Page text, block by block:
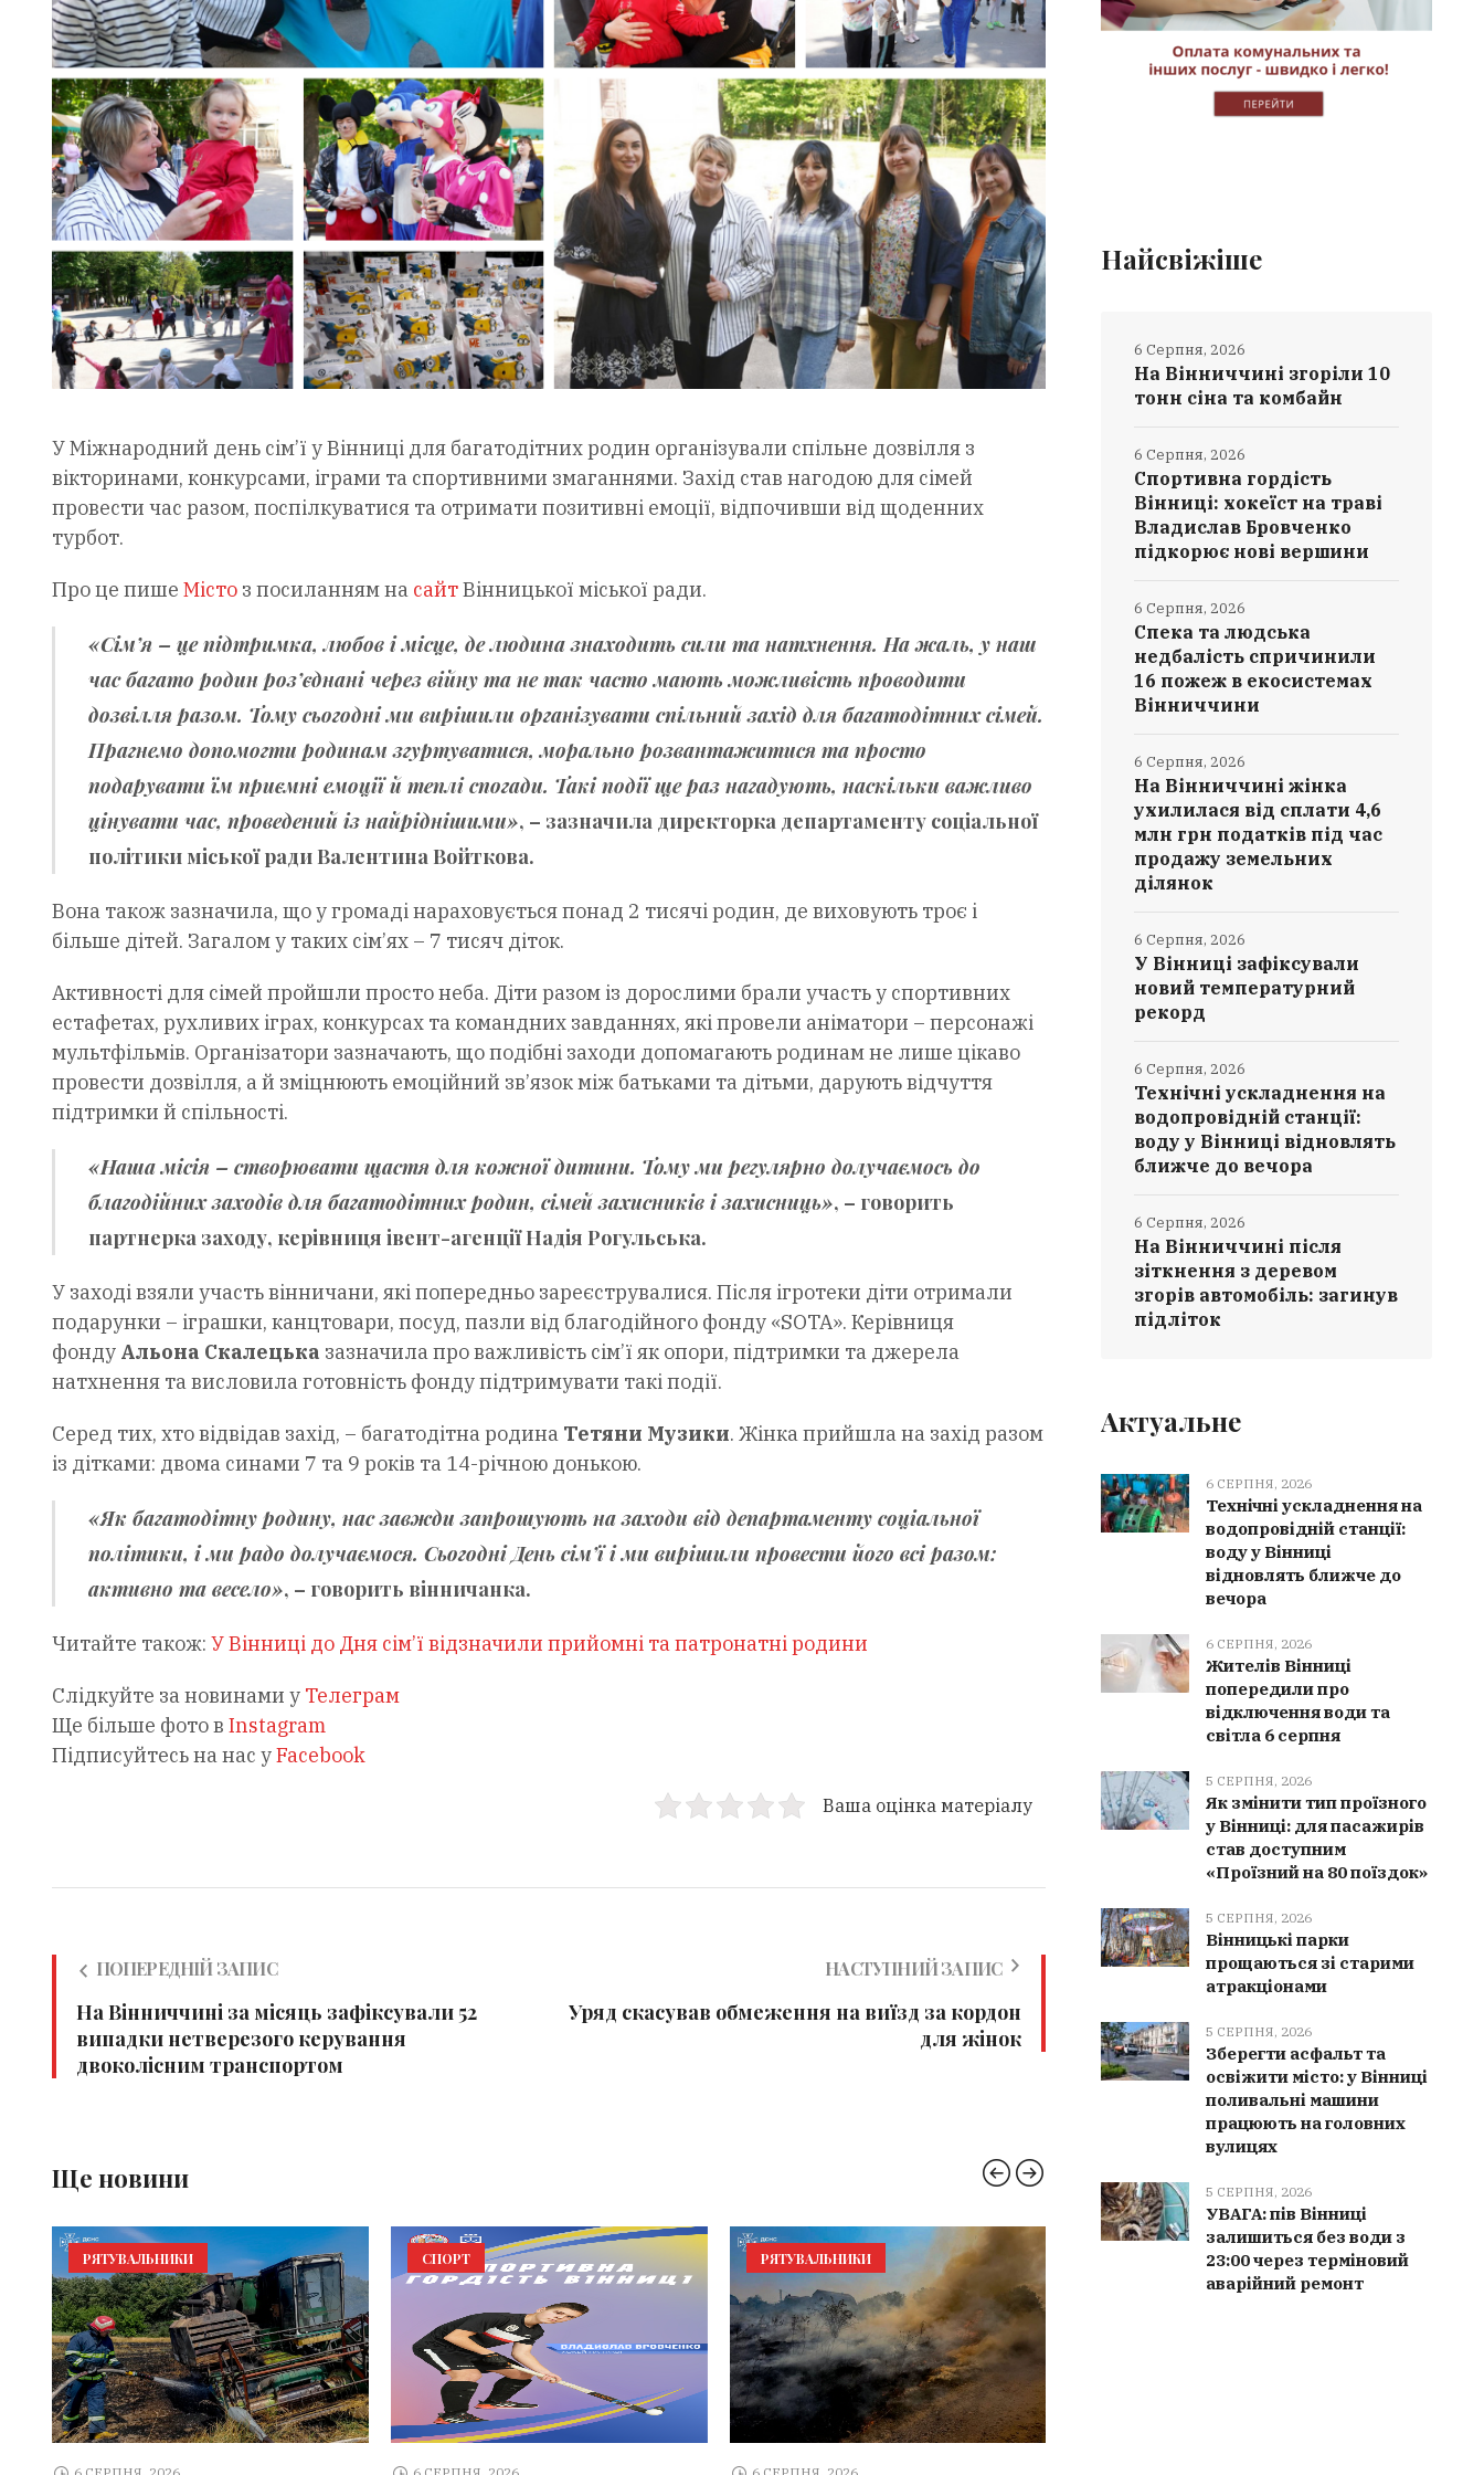
У Міжнародний день сім’ї у Вінниці для багатодітних родин організували спільне дозвілля з
вікторинами, конкурсами, іграми та спортивними змаганнями. Захід став нагодою для сімей
провести час разом, поспілкуватися та отримати позитивні емоції, відпочивши від щоденних
турбот.
Про це пише Місто з посиланням на сайтВінницької міської ради.
«Сім’я – це підтримка, любов і місце, де людина знаходить сили та натхнення. На жаль, у наш
час багато родин роз’єднані через війну та не так часто мають можливість проводити
дозвілля разом. Тому сьогодні ми вирішили організувати спільний захід для багатодітних сімей.
Прагнемо допомогти родинам згуртуватися, морально розвантажитися та просто
подарувати їм приємні емоції й теплі спогади. Такі події ще раз нагадують, наскільки важливо
цінувати час, проведений із найріднішими», – зазначила директорка департаменту соціальної
політики міської радиВалентина Войткова.
Вона також зазначила, що у громаді нараховується понад 2 тисячі родин, де виховують троє і
більше дітей. Загалом у таких сім’ях – 7 тисяч діток.
Активності для сімей пройшли просто неба. Діти разом із дорослими брали участь у спортивних
естафетах, рухливих іграх, конкурсах та командних завданнях, які провели аніматори – персонажі
мультфільмів. Організатори зазначають, що подібні заходи допомагають родинам не лише цікаво
провести дозвілля, а й зміцнюють емоційний зв’язок між батьками та дітьми, дарують відчуття
підтримки й спільності.
«Наша місія – створювати щастя для кожної дитини. Тому ми регулярно долучаємось до
благодійних заходів для багатодітних родин, сімей захисників і захисниць», – говорить
партнерка заходу, керівниця івент-агенціїНадія Рогульська.
У заході взяли участь вінничани, які попередньо зареєструвалися. Після ігротеки діти отримали
подарунки – іграшки, канцтовари, посуд, пазли від благодійного фонду «SOTA». Керівниця
фонду Альона Скалецька зазначила про важливість сім’ї як опори, підтримки та джерела
натхнення та висловила готовність фонду підтримувати такі події.
Серед тих, хто відвідав захід, – багатодітна родина Тетяни Музики. Жінка прийшла на захід разом
із дітками: двома синами 7 та 9 років та 14-річною донькою.
«Як багатодітну родину, нас завжди запрошують на заходи від департаменту соціальної
політики, і ми радо долучаємося. Сьогодні День сім’ї і ми вирішили провести його всі разом:
активно та весело», – говорить вінничанка.
Читайте також: У Вінниці до Дня сім’ї відзначили прийомні та патронатні родини
Слідкуйте за новинами у Телеграм
Ще більше фото в Instagram
Підписуйтесь на нас уFacebook
Ваша оцінка матеріалу
ПОПЕРЕДНІЙ ЗАПИС
На Вінниччині за місяць зафіксували 52
випадки нетверезого керування
двоколісним транспортом
НАСТУПНИЙ ЗАПИС
Уряд скасував обмеження на виїзд за кордон
для жінок
Ще новини
РЯТУВАЛЬНИКИ СПОРТ РЯТУВАЛЬНИКИ
Найсвіжіше
На Вінниччині згоріли 10
тонн сіна та комбайн
6 Серпня, 2026
Спортивна гордість
Вінниці: хокеїст на траві
Владислав Бровченко
підкорює нові вершини
6 Серпня, 2026
Спека та людська
недбалість спричинили
16 пожеж в екосистемах
Вінниччини
6 Серпня, 2026
На Вінниччині жінка
ухилилася від сплати 4,6
млн грн податків під час
продажу земельних
ділянок
6 Серпня, 2026
У Вінниці зафіксували
новий температурний
рекорд
6 Серпня, 2026
Технічні ускладнення на
водопровідній станції:
воду у Вінниці відновлять
ближче до вечора
6 Серпня, 2026
На Вінниччині після
зіткнення з деревом
згорів автомобіль: загинув
підліток
6 Серпня, 2026
Актуальне
6 СЕРПНЯ, 2026
Технічні ускладнення на
водопровідній станції:
воду у Вінниці
відновлять ближче до
вечора
6 СЕРПНЯ, 2026
Жителів Вінниці
попередили про
відключення води та
світла 6 серпня
5 СЕРПНЯ, 2026
Як змінити тип проїзного
у Вінниці: для пасажирів
став доступним
«Проїзний на 80 поїздок»
5 СЕРПНЯ, 2026
Вінницькі парки
прощаються зі старими
атракціонами
5 СЕРПНЯ, 2026
Зберегти асфальт та
освіжити місто: у Вінниці
поливальні машини
працюють на головних
вулицях
5 СЕРПНЯ, 2026
УВАГА: пів Вінниці
залишиться без води з
23:00 через терміновий
аварійний ремонт